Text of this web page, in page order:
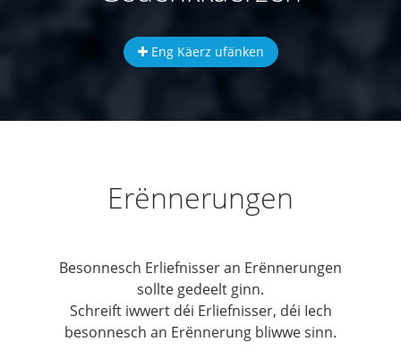
Eng Käerz ufänken
Erënnerungen
Besonnesch Erliefnisser an Erënnerungen
sollte gedeelt ginn.
Schreift iwwert déi Erliefnisser, déi Iech
besonnesch an Erënnerung bliwwe sinn.